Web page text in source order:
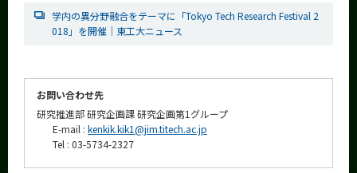
学内の異分野融合をテーマに「Tokyo Tech Research Festival 2
018」を開催｜東工大ニュース
お問い合わせ先
研究推進部 研究企画課 研究企画第1グループ
E-mail : kenkik.kik1@jim.titech.ac.jp
Tel : 03-5734-2327